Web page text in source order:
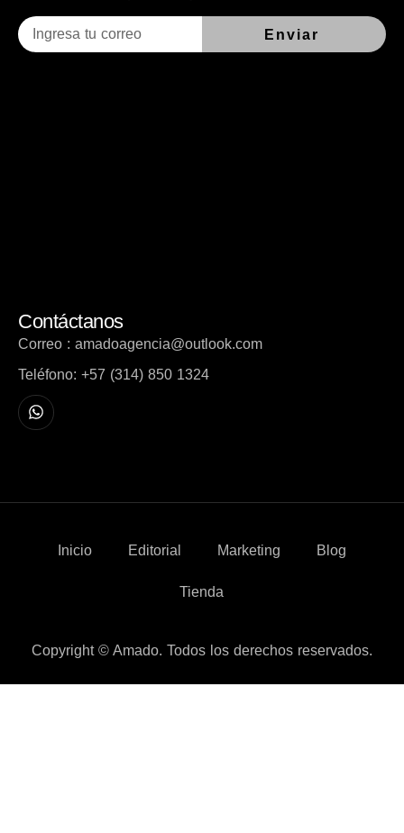
Enviar
Contáctanos
Correo : amadoagencia@outlook.com
Teléfono: +57 (314) 850 1324
Copyright © Amado. Todos los derechos reservados.
Inicio Editorial Marketing Blog
Tienda